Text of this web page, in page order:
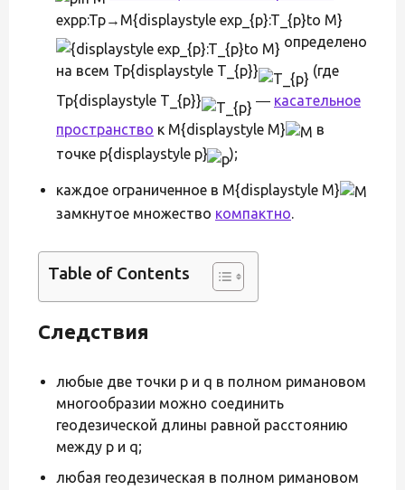
expp:Tp→M{displaystyle exp_{p}:T_{p}to M}
определено
на всем Tp{displaystyle T_{p}}
(где
Tp{displaystyle T_{p}}
― касательное
пространство к M{displaystyle M}
в
точке p{displaystyle p}
);
каждое ограниченное в M{displaystyle M}
замкнутое множество компактно.
Table of Contents
Следствия
любые две точки p и q в полном римановом
многообразии можно соединить
геодезической длины равной расстоянию
между p и q;
любая геодезическая в полном римановом